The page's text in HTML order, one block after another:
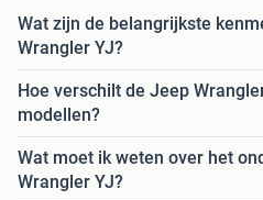
Wat zijn de belangrijkste
Wrangler YJ?
Hoe verschilt de Jeep
modellen?
Wat moet ik weten over het
Wrangler YJ?